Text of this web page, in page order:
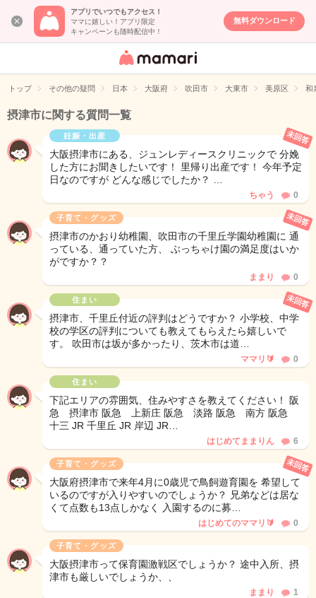
アプリでいつでもアクセス！
ママに嬉しい！アプリ限定
キャンペーンも随時配信中！
無料ダウンロード
女性専用匿名QA
イト
トップ その他の疑問 日本 大阪府 吹田市 大東市 美原区 和
摂津市に関する質問一覧
妊娠・出産
大阪摂津市にある、ジュンレディースクリニックで 分娩
した方にお聞きしたいです！ 里帰り出産です！ 今年予定
日なのですが どんな感じでしたか？ …
未回答
ちゃう 0
子育て・グッズ
摂津市のかおり幼稚園、吹田市の千里丘学園幼稚園に 通
っている、通っていた方、 ぶっちゃけ園の満足度はいか
がですか？？
未回答
ままり 0
住まい
摂津市、千里丘付近の評判はどうですか？ 小学校、中学
校の学区の評判についても教えてもらえたら嬉しいで
す。 吹田市は坂が多かったり、茨木市は道…
未回答
ママリ🔰 0
住まい
下記エリアの雰囲気、住みやすさを教えてください！ 阪
急 摂津市 阪急 上新庄 阪急 淡路 阪急 南方 阪急
十三 JR 千里丘 JR 岸辺 JR…
はじめてままりん 6
子育て・グッズ
大阪府摂津市で来年4月に0歳児で鳥飼遊育園を 希望して
いるのですが入りやすいのでしょうか？ 兄弟などは居な
くて点数も13点しかなく 入園するのに募…
未回答
はじめてのママリ🔰 0
子育て・グッズ
大阪摂津市って保育園激戦区でしょうか？ 途中入所、摂
津市も厳しいでしょうか、、
ままり 1